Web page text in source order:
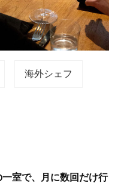
海外シェフ
室で、月に数回だけ行